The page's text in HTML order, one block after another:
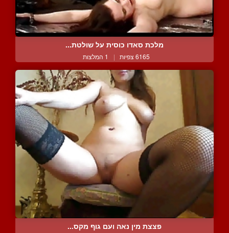
מלכת סאדו כוסית על שולטת...
6165 צפיות | 1 המלצות
פצצת מין נאה ועם גוף מקס...